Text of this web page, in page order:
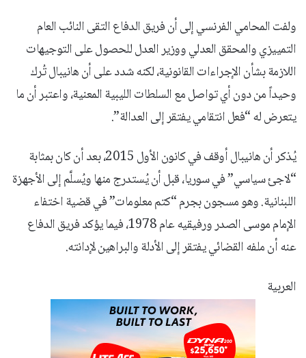
ولفت المحامي الفرنسي إلى أن فريق الدفاع التقى النائب العام
التمييزي والمحقق العدلي ووزير العدل للحصول على التوجيهات
اللازمة بشأن الإجراءات القانونية، لكنه شدد على أن هانيبال تُرك
وحيداً من دون أي تواصل مع السلطات الليبية المعنية، واعتبر أن ما
يتعرض له “فعل انتقامي يفتقر إلى العدالة”.
يُذكر أن هانيبال أوقف في كانون الأول 2015، بعد أن كان بمثابة
“لاجئ سياسي” في سوريا، قبل أن يُستدرج منها ويُسلَّم إلى الأجهزة
اللبنانية. وهو مسجون بجرم “كتم معلومات” في قضية اختفاء
الإمام موسى الصدر ورفيقيه عام 1978، فيما يؤكد فريق الدفاع
عنه أن ملفه القضائي يفتقر إلى الأدلة والبراهين لإدانته.
العربية